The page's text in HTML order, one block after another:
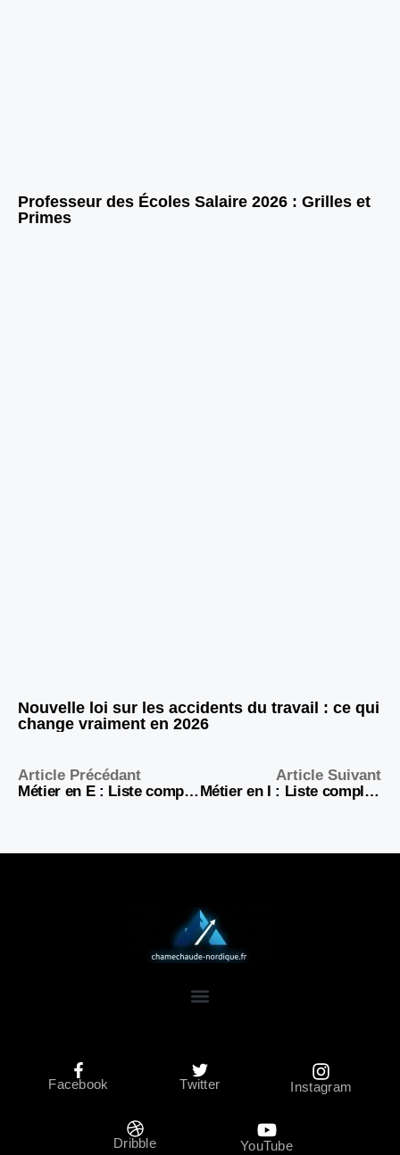
Professeur des Écoles Salaire 2026 : Grilles et
Primes
Nouvelle loi sur les accidents du travail : ce qui
change vraiment en 2026
Article Précédant
Métier en E : Liste complète des professions et salaires 2026
Article Suivant
Métier en I : Liste complète de 50+ professions en 2026
Facebook Twitter Instagram
Dribble YouTube